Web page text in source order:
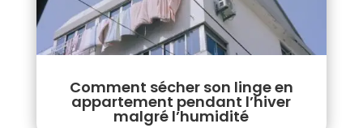
Comment sécher son linge en
appartement pendant l’hiver
malgré l’humidité